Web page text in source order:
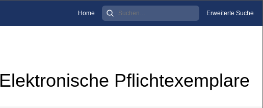
Home Erweiterte Suche
Elektronische Pflichtexemplare